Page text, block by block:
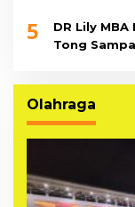
5
DR Lily
Tong
Olahraga